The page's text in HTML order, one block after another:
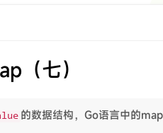
（七）
的数据结构，Go语言中的